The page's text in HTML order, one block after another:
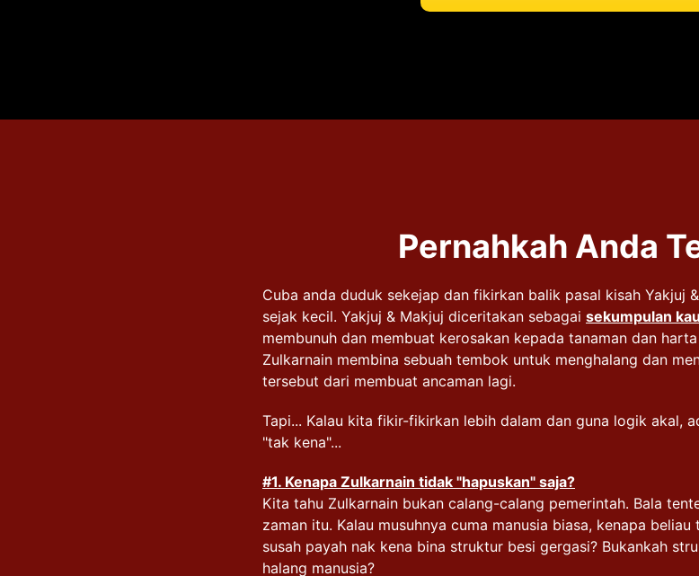
Pernahkah Anda
Cuba anda duduk sekejap dan fikirkan balik pasal kisah Yakjuj
sejak kecil. Yakjuj & Makjuj diceritakan sebagai sekumpulan
membunuh dan membuat kerosakan kepada tanaman dan
Zulkarnain membina sebuah tembok untuk menghalang dan
tersebut dari membuat ancaman lagi.
Tapi... Kalau kita fikir-fikirkan lebih dalam dan guna logik akal,
"tak kena"...
#1. Kenapa Zulkarnain tidak "hapuskan" saja?
Kita tahu Zulkarnain bukan calang-calang pemerintah. Bala
zaman itu. Kalau musuhnya cuma manusia biasa, kenapa beliau
susah payah nak kena bina struktur besi gergasi? Bukankah
halang manusia?